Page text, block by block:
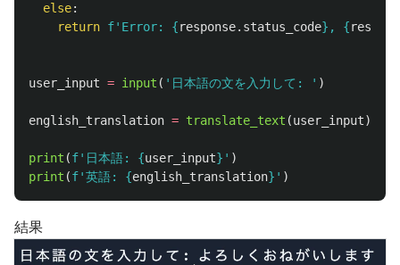
else:
return f' Error: {response. status_code} , {
user_input = input ( ' 日本語の文を入力して: ' )
english_translation = translate_text (user_input)
print (f' 日本語: {user_input} ' )
print (f'英語: {english_translation} ' )
結果